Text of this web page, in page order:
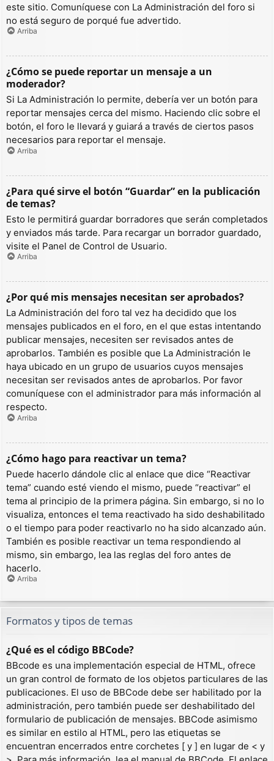
este sitio. Comuníquese con La Administración del foro si
no está seguro de porqué fue advertido.
Arriba
¿Cómo se puede reportar un mensaje a un
moderador?
Si La Administración lo permite, debería ver un botón para
reportar mensajes cerca del mismo. Haciendo clic sobre el
botón, el foro le llevará y guiará a través de ciertos pasos
necesarios para reportar el mensaje.
Arriba
¿Para qué sirve el botón “Guardar” en la publicación
de temas?
Esto le permitirá guardar borradores que serán completados
y enviados más tarde. Para recargar un borrador guardado,
visite el Panel de Control de Usuario.
Arriba
¿Por qué mis mensajes necesitan ser aprobados?
La Administración del foro tal vez ha decidido que los
mensajes publicados en el foro, en el que estas intentando
publicar mensajes, necesiten ser revisados antes de
aprobarlos. También es posible que La Administración le
haya ubicado en un grupo de usuarios cuyos mensajes
necesitan ser revisados antes de aprobarlos. Por favor
comuníquese con el administrador para más información al
respecto.
Arriba
¿Cómo hago para reactivar un tema?
Puede hacerlo dándole clic al enlace que dice “Reactivar
tema” cuando esté viendo el mismo, puede “reactivar” el
tema al principio de la primera página. Sin embargo, si no lo
visualiza, entonces el tema reactivado ha sido deshabilitado
o el tiempo para poder reactivarlo no ha sido alcanzado aún.
También es posible reactivar un tema respondiendo al
mismo, sin embargo, lea las reglas del foro antes de
hacerlo.
Arriba
Formatos y tipos de temas
¿Qué es el código BBCode?
BBcode es una implementación especial de HTML, ofrece
un gran control de formato de los objetos particulares de las
publicaciones. El uso de BBCode debe ser habilitado por la
administración, pero también puede ser deshabilitado del
formulario de publicación de mensajes. BBCode asimismo
es similar en estilo al HTML, pero las etiquetas se
encuentran encerrados entre corchetes [ y ] en lugar de < y